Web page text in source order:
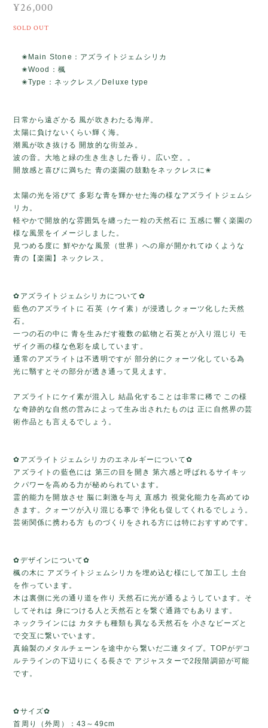
¥26,000
SOLD OUT
✬Main Stone：アズライトジェムシリカ
✬Wood：楓
✬Type：ネックレス／Deluxe type
日常から遠ざかる 風が吹きわたる海岸。
太陽に負けないくらい輝く海。
潮風が吹き抜ける 開放的な街並み。
波の音。大地と緑の生き生きした香り。広い空。。
開放感と喜びに満ちた 青の楽園の鼓動をネックレスに✬
太陽の光を浴びて 多彩な青を輝かせた海の様なアズライトジェムシ
リカ。
軽やかで開放的な雰囲気を纏った一粒の天然石に 五感に響く楽園の
様な風景をイメージしました。
見つめる度に 鮮やかな風景（世界）への扉が開かれてゆくような
青の【楽園】ネックレス。
✿アズライトジェムシリカについて✿
藍色のアズライトに 石英（ケイ素）が浸透しクォーツ化した天然
石。
一つの石の中に 青を生みだす複数の鉱物と石英とが入り混じり モ
ザイク画の様な色彩を成しています。
通常のアズライトは不透明ですが 部分的にクォーツ化している為
光に翳すとその部分が透き通って見えます。
アズライトにケイ素が混入し 結晶化することは非常に稀で この様
な奇跡的な自然の営みによって生み出されたものは 正に自然界の芸
術作品とも言えるでしょう。
✿アズライトジェムシリカのエネルギーについて✿
アズライトの藍色には 第三の目を開き 第六感と呼ばれるサイキッ
クパワーを高める力が秘められています。
霊的能力を開放させ 脳に刺激を与え 直感力 視覚化能力を高めてゆ
きます。クォーツが入り混じる事で 浄化も促してくれるでしょう。
芸術関係に携わる方 ものづくりをされる方には特におすすめです。
✿デザインについて✿
楓の木に アズライトジェムシリカを埋め込む様にして加工し 土台
を作っています。
木は裏側に光の通り道を作り 天然石に光が通るようしています。そ
してそれは 身につける人と天然石とを繋ぐ通路でもあります。
ネックラインには カタチも種類も異なる天然石を 小さなビーズと
で交互に繋いでいます。
真鍮製のメタルチェーンを途中から繋いだ二連タイプ。TOPがデコ
ルテラインの下辺りにくる長さで アジャスターで2段階調節が可能
です。
✿サイズ✿
首周り（外周）：43～49cm